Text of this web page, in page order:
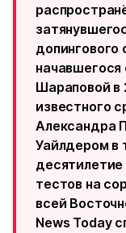
допингового
Шараповой в
известного
Александра
Уайлдером в
десятилетие
тестов на
всей
News Today